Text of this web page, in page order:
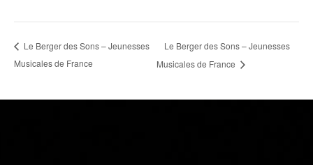
Le Berger des Sons – Jeunesses
Musicales de France
Le Berger des Sons – Jeunesses
Musicales de France